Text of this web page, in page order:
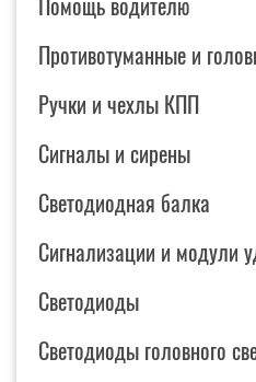
Противотуманные и
Ручки и чехлы КПП
Сигналы и сирены
Светодиодная балка
Сигнализации и модули
Светодиоды
Светодиоды головного